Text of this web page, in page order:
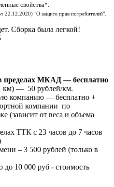
свойства*.
"О защите прав потребителей".
Сборка была легкой!
в пределах МКАД — бесплатно
км) — 50 рублей/км.
компанию — бесплатно +
компании по
(зависит от веса и объема
ТТК с 23 часов до 7 часов
– 3 500 рублей (только в
до 10 000 руб - стоимость